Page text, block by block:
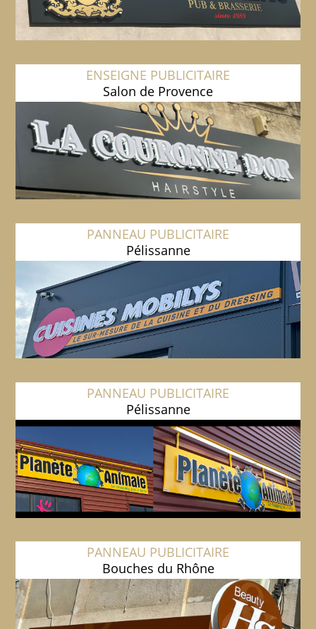
ENSEIGNE PUBLICITAIRE
Salon de Provence
PANNEAU PUBLICITAIRE
Pélissanne
PANNEAU PUBLICITAIRE
Pélissanne
PANNEAU PUBLICITAIRE
Bouches du Rhône